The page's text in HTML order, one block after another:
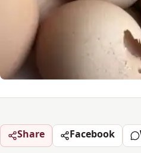
Share Facebook